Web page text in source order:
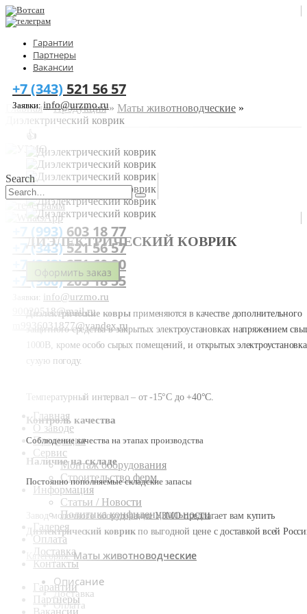
Гарантии
Партнеры
Вакансии
+7 (343) 521 56 57
Заявки:info@urzmo.ru
Search
+7 (993) 603 18 77
+7 (343)521 56 57
+7 (343)271 60 80
+7 (900)205 18 55
Заявки:
info@urzmo.ru
90020518@mail.ru
m9936031877@yandex.ru
Главная
О заводе
Продукция
Сервис
Монтаж оборудования
Строительство ферм
Информация
Статьи / Новости
Политика конфиденциальности
Галерея
Оплата
Доставка
Контакты
Гарантии
Партнеры
Главная»Продукция» Маты животноводческие »
Диэлектрический коврик
👍
ДИЭЛЕКТРИЧЕСКИЙ КОВРИК
Оформить заказ
Диэлектрические коврыприменяются в качестве дополнительного
защитного средства в закрытых электроустановках напряжением
1000В, кроме особо сырых помещений, и открытых
сухую погоду.
Температурный интервал – от -15°С до +40°С.
Контроль качества
Соблюдение качества на этапах производства
Наличие на складе
Постоянно пополняемые складские запасы
Завод молочного оборудование УЗМО предлагает вам купить
Диэлектрический коврикпо выгодной цене с доставкой всей
Категория:Маты животноводческие
Описание
Доставка
Оплата